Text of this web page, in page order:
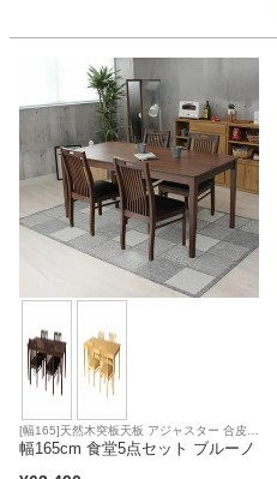
[幅165]天然木突板天板 アジャスター 合皮座
面
幅165cm 食堂5点セット ブルーノ